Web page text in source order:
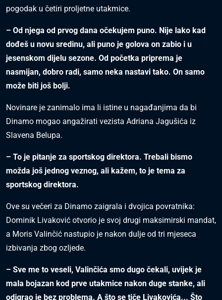
pogodak u četiri proljetne utakmice.
– Od njega od prvog dana očekujem puno. Nije lako kad
dođeš u novu sredinu, ali puno je golova on zabio i u
jesenskom dijelu sezone. Od početka priprema je
nasmijan, dobro radi, samo neka nastavi tako. On samo
može biti još bolji.
Novinare je zanimalo ima li istine u nagađanjima da bi
Dinamo mogao angažirati vezista Adriana Jagušića iz
Slavena Belupa.
– To je pitanje za sportskog direktora. Trebali bismo
možda još jednog veznog, ali kažem, to je tema za
sportskog direktora.
Ove su večeri za Dinamo zaigrala i dvojica povratnika:
Dominik Livaković otvorio je svoj drugi maksimirski mandat,
a Moris Valinčić nastupio je nakon dulje od tri mjeseca
izbivanja zbog ozljede.
– Sve me to veseli, Valinčića smo dugo čekali, uvijek je
mala bojazan kod prve utakmice nakon duge stanke, ali
odigrao je bez problema. A što se tiče Livakovića... Što